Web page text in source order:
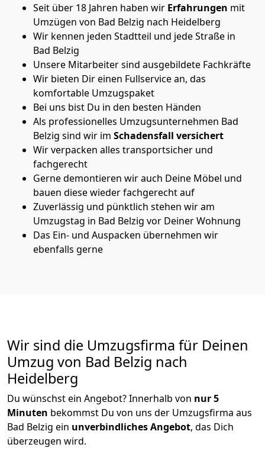
Seit über 18 Jahren haben wir Erfahrungen mit
Umzügen von Bad Belzig nach Heidelberg
Wir kennen jeden Stadtteil und jede Straße in
Bad Belzig
Unsere Mitarbeiter sind ausgebildete Fachkräfte
Wir bieten Dir einen Fullservice an, das
komfortable Umzugspaket
Bei uns bist Du in den besten Händen
Als professionelles Umzugsunternehmen Bad
Belzig sind wir im Schadensfall versichert
Wir verpacken alles transportsicher und
fachgerecht
Gerne demontieren wir auch Deine Möbel und
bauen diese wieder fachgerecht auf
Zuverlässig und pünktlich stehen wir am
Umzugstag in Bad Belzig vor Deiner Wohnung
Das Ein- und Auspacken übernehmen wir
ebenfalls gerne
Wir sind die Umzugsfirma für Deinen
Umzug von Bad Belzig nach
Heidelberg
Du wünschst ein Angebot? Innerhalb von nur 5
Minuten bekommst Du von uns der Umzugsfirma aus
Bad Belzig ein unverbindliches Angebot, das Dich
überzeugen wird.